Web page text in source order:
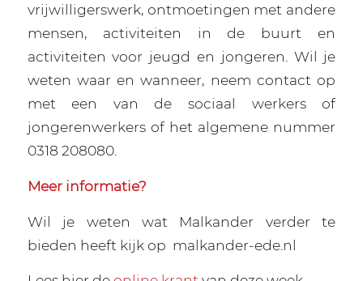
vrijwilligerswerk, ontmoetingen met andere
mensen, activiteiten in de buurt en
activiteiten voor jeugd en jongeren. Wil je
weten waar en wanneer, neem contact op
met een van de sociaal werkers of
jongerenwerkers of het algemene nummer
0318 208080.
Meer informatie?
Wil je weten wat Malkander verder te
bieden heeft kijk op malkander-ede.nl